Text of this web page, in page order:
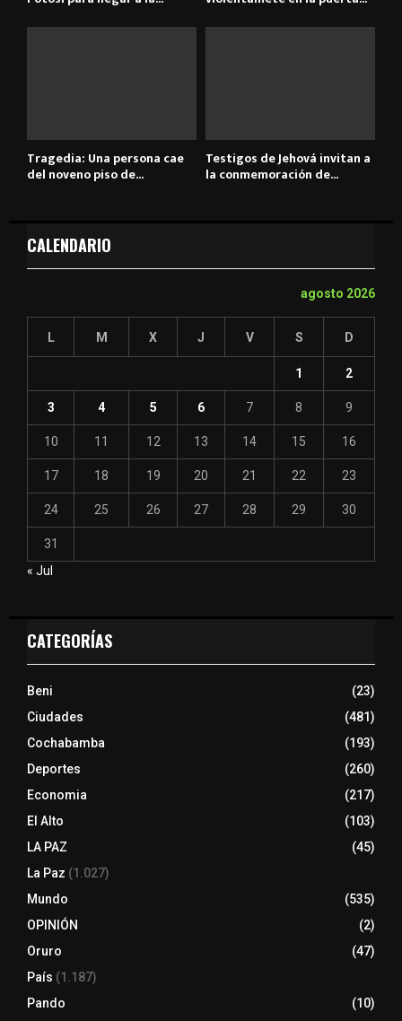
Tragedia: Una persona cae
del noveno piso de...
Testigos de Jehová invitan a
la conmemoración de...
CALENDARIO
agosto 2026
L M X J V S D
1 2
3 4 5 6 7 8 9
10 11 12 13 14 15 16
17 18 19 20 21 22 23
24 25 26 27 28 29 30
31
« Jul
CATEGORÍAS
Beni
(23)
Ciudades
(481)
Cochabamba
(193)
Deportes
(260)
Economia
(217)
El Alto
(103)
LA PAZ
(45)
La Paz (1.027)
Mundo
(535)
OPINIÓN
(2)
Oruro
(47)
País (1.187)
Pando
(10)